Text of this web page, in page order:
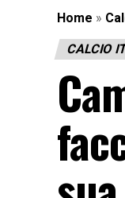
Home »
CALCIO